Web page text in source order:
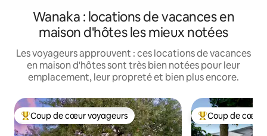
Wanaka : locations de vacances en
maison d'hôtes les mieux notées
Les voyageurs approuvent : ces locations de vacances
en maison d'hôtes sont très bien notées pour leur
emplacement, leur propreté et bien plus encore.
Coups de cœur voyageurs les plus appréciés
Coup de cœur voyageurs Coups de cœur
Coup de cœur